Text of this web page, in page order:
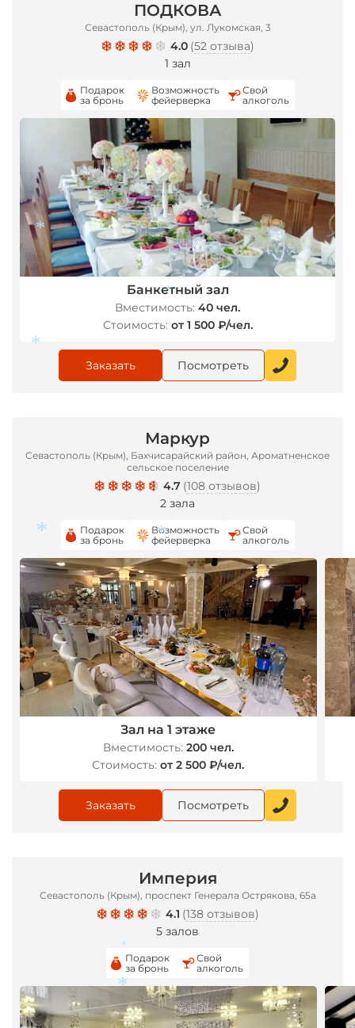
ПОДКОВА
Севастополь (Крым), ул. Лукомская, 3
4.0 (52 отзыва)
1 зал
Подарок
за бронь
Возможность
фейерверка
Свой
алкоголь
Банкетный зал
Вместимость: 40 чел.
Стоимость: от 1 500 ₽/чел.
Заказать Посмотреть
Маркур
Севастополь (Крым), Бахчисарайский район, Ароматненское
сельское поселение
4.7 (108 отзывов)
2 зала
Подарок
за бронь
Возможность
фейерверка
Свой
алкоголь
Зал на 1 этаже
Вместимость: 200 чел.
Стоимость: от 2 500 ₽/чел.
Заказать Посмотреть
Империя
Севастополь (Крым), проспект Генерала Острякова, 65а
4.1 (138 отзывов)
5 залов
Подарок
за бронь
Свой
алкоголь
*
*
*
*
*
*